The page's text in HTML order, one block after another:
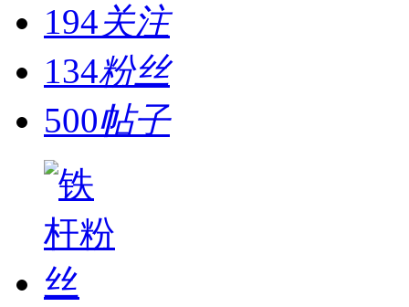
194关注
134粉丝
500帖子